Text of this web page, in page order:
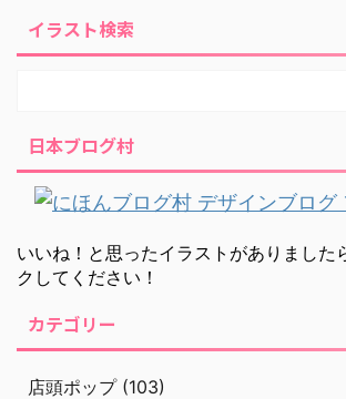
イラスト検索
日本ブログ村
いいね！と思ったイラストがありました
クしてください！
カテゴリー
店頭ポップ (103)